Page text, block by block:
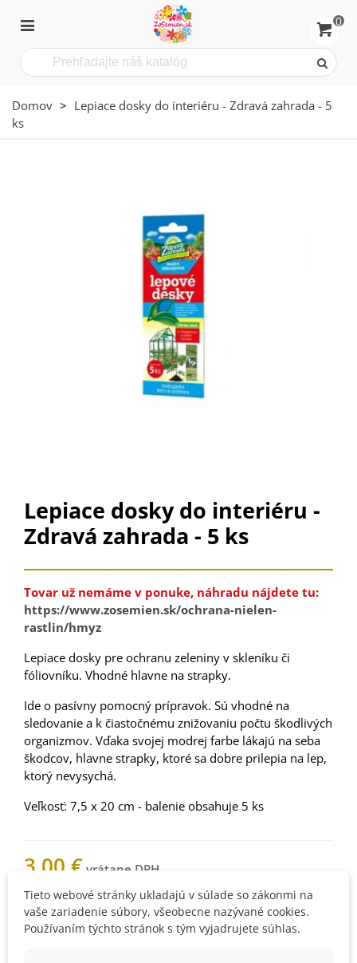
0
Domov > Lepiace dosky do interiéru - Zdravá zahrada - 5
ks
Lepiace dosky do interiéru -
Zdravá zahrada - 5 ks
Tovar už nemáme v ponuke, náhradu nájdete tu:
https://www.zosemien.sk/ochrana-nielen-
rastlin/hmyz
Lepiace dosky pre ochranu zeleniny v skleníku či
fóliovníku. Vhodné hlavne na strapky.
Ide o pasívny pomocný prípravok. Sú vhodné na
sledovanie a k čiastočnému znižovaniu počtu škodlivých
organizmov. Vďaka svojej modrej farbe lákajú na seba
škodcov, hlavne strapky, ktoré sa dobre prilepia na lep,
ktorý nevysychá.
Veľkosť: 7,5 x 20 cm - balenie obsahuje 5 ks
3,00 €
Tieto webové stránky ukladajú v súlade so zákonmi na
vaše zariadenie súbory, všeobecne nazývané cookies.
Používaním týchto stránok s tým vyjadrujete súhlas.